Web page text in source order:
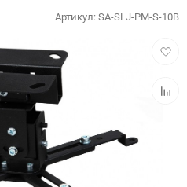
Артикул:SA-SLJ-PM-S-10B